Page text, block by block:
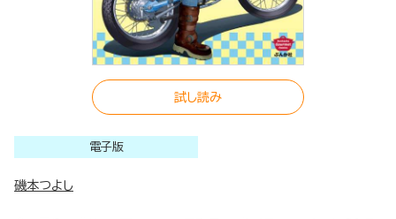
試し読み
電子版
磯本つよし